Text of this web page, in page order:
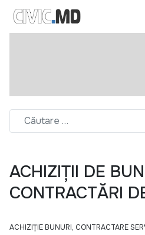
ACHIZIȚII DE
CONTRACTĂRI
ACHIZIȚIE BUNURI, CONTRACTARE